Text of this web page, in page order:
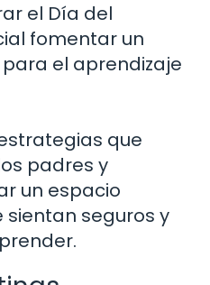
el Día del
fomentar un
el aprendizaje
que
padres y
un espacio
sientan seguros y